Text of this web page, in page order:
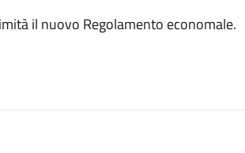
il nuovo Regolamento economale.